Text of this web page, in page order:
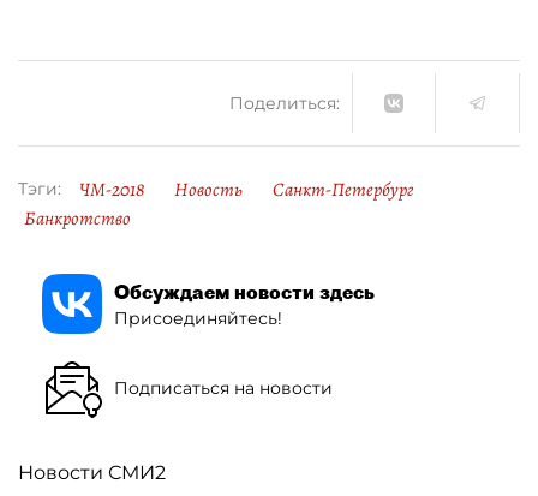
Поделиться:
Тэги: ЧМ-2018 Новость
Санкт-Петербург
Банкротство
Обсуждаем новости здесь
Присоединяйтесь!
Подписаться на новости
Новости СМИ2